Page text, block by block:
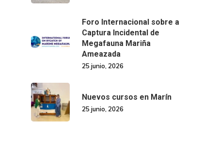
Foro Internacional sobre a
Captura Incidental de
Megafauna Mariña
Ameazada
25 junio, 2026
Nuevos cursos en Marín
25 junio, 2026